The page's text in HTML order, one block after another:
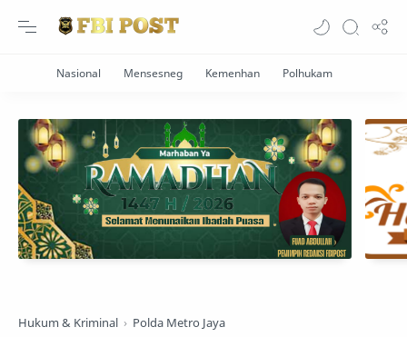
Hukum & Kriminal Polda Metro Jaya